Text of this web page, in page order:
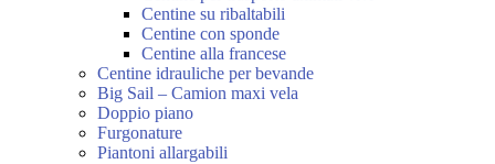
Centine su ribaltabili
Centine con sponde
Centine alla francese
Centine idrauliche per bevande
Big Sail – Camion maxi vela
Doppio piano
Furgonature
Piantoni allargabili